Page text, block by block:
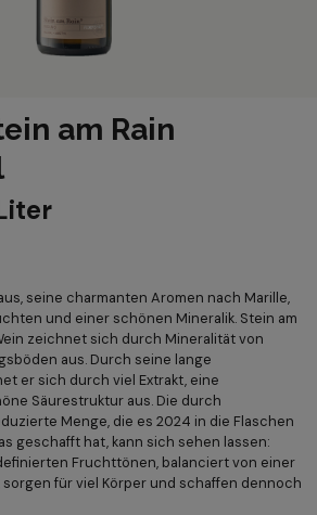
am Rain
seine charmanten Aromen nach Marille,
und einer schönen Mineralik. Stein am
zeichnet sich durch Mineralität von
aus. Durch seine lange
er sich durch viel Extrakt, eine
Säurestruktur aus. Die durch
Menge, die es 2024 in die Flaschen
geschafft hat, kann sich sehen lassen:
Fruchttönen, balanciert von einer
für viel Körper und schaffen dennoch